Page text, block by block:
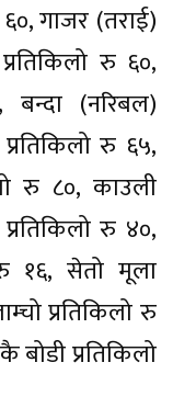
गाजर (तराई)
रु ६०,
बन्दा (नरिबल)
रु ६५,
रु ८०, काउली
रु ४०,
१६, सेतो मूला
प्रतिकिलो रु
बोडी प्रतिकिलो